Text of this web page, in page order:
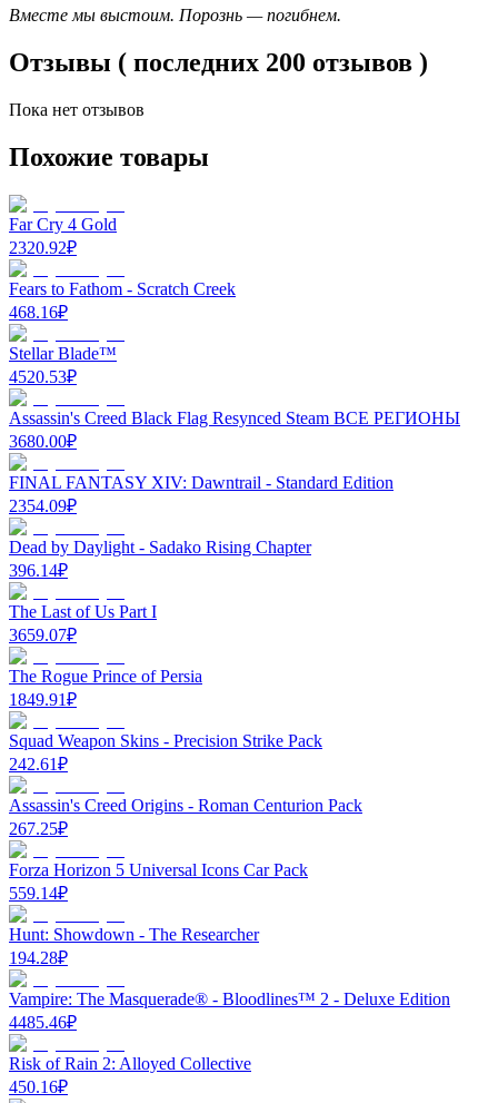
Вместе мы выстоим. Порознь — погибнем.
Отзывы ( последних 200 отзывов )
Пока нет отзывов
Похожие товары
Far Cry 4 Gold
2320.92₽
Fears to Fathom - Scratch Creek
468.16₽
Stellar Blade™
4520.53₽
Assassin's Creed Black Flag Resynced Steam ВСЕ РЕГИОНЫ
3680.00₽
FINAL FANTASY XIV: Dawntrail - Standard Edition
2354.09₽
Dead by Daylight - Sadako Rising Chapter
396.14₽
The Last of Us Part I
3659.07₽
The Rogue Prince of Persia
1849.91₽
Squad Weapon Skins - Precision Strike Pack
242.61₽
Assassin's Creed Origins - Roman Centurion Pack
267.25₽
Forza Horizon 5 Universal Icons Car Pack
559.14₽
Hunt: Showdown - The Researcher
194.28₽
Vampire: The Masquerade® - Bloodlines™ 2 - Deluxe Edition
4485.46₽
Risk of Rain 2: Alloyed Collective
450.16₽